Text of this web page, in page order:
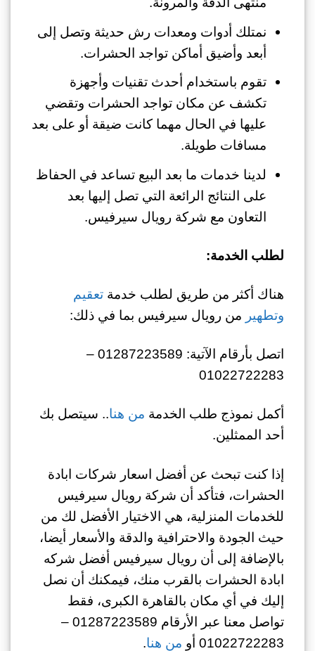
نمتلك أدوات ومعدات رش حديثة وتصل إلى
أبعد وأضيق أماكن تواجد الحشرات.
تقوم باستخدام أحدث تقنيات وأجهزة
تكشف عن مكان تواجد الحشرات وتقضي
عليها في الحال مهما كانت ضيقة أو على بعد
مسافات طويلة.
لدينا خدمات ما بعد البيع تساعد في الحفاظ
على النتائج الرائعة التي تصل إليها بعد
التعاون مع شركة رويال سيرفيس.
لطلب الخدمة:
هناك أكثر من طريق لطلب خدمةتعقيم
وتطهير من رويال سيرفيس بما في ذلك:
اتصل بأرقام الآتية: 01287223589 –
01022722283
أكمل نموذج طلب الخدمة من هنا.. سيتصل بك
أحد الممثلين.
إذا كنت تبحث عن أفضل اسعار شركات ابادة
الحشرات، فتأكد أن شركة رويال سيرفيس
للخدمات المنزلية، هي الاختيار الأفضل لك من
حيث الجودة والاحترافية والدقة والأسعار أيضا،
بالإضافة إلى أن رويال سيرفيس أفضل شركه
ابادة الحشرات بالقرب منك، فيمكنك أن نصل
إليك في أي مكان بالقاهرة الكبرى، فقط
تواصل معنا عبر الأرقام 01287223589 –
01022722283 أو
من هنا.